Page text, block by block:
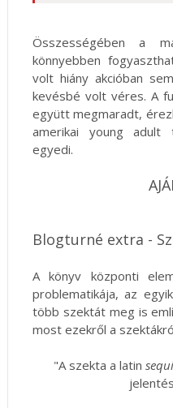
Összességében a
könnyebben
volt hiány akcióban
kevésbé volt véres. A
együtt megmaradt,
amerikai young adult
egyedi.
Blogturné extra -
A könyv központi
problematikája, az
több szektát meg is
most ezekről a
"A szekta a latin sequi